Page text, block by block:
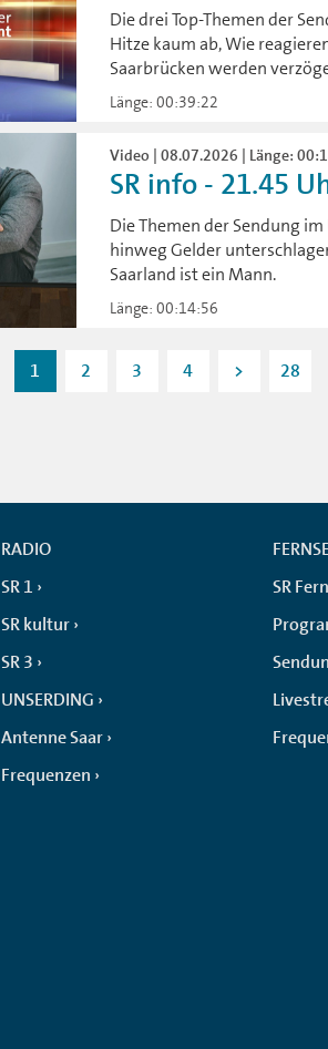
Die drei Top-Themen der
Hitze kaum ab, Wie
Saarbrücken werden
Länge: 00:39:22
Video | 08.07.2026 | Länge:
SR info - 21.45
Die Themen der Sendung
hinweg Gelder
Saarland ist ein Mann.
Länge: 00:14:56
1 2 3 4 > 28
RADIO
SR 1
SR kultur
SR 3
UNSERDING
Antenne Saar
Frequenzen
SR